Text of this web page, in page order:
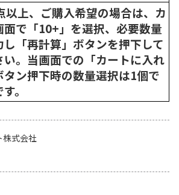
上、ご購入希望の場合は、カ
面で「10+」を選択、必要数量
し「再計算」ボタンを押下して
い。当画面での「カートに入れ
タン押下時の数量選択は1個で
。
株式会社